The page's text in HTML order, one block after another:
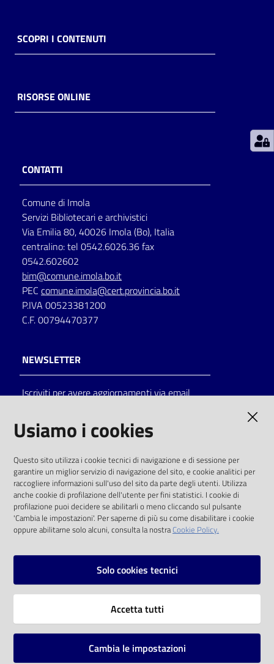
Piani
Decentrate
Seguici
su
on line
Eventi
Chiedi al
bibliotecario
Avvisi
SCOPRI I CONTENUTI
RISORSE ONLINE
CONTATTI
Comune di Imola
Servizi Bibliotecari e archivistici
Via Emilia 80, 40026 Imola (Bo), Italia
centralino: tel 0542.6026.36 fax
0542.602602
bim@comune.imola.bo.it
PEC comune.imola@cert.provincia.bo.it
P.IVA 00523381200
C.F. 00794470377
NEWSLETTER
Iscriviti per avere aggiornamenti via email
solo alle condizioni previste dalla direttiva
comunitaria 2003/98/CE e dal d.lgs. 36/2006
SOCIAL
Instagram
Vai alla pagina
Usiamo i cookies
Questo sito utilizza i cookie tecnici di navigazione e di sessione per
garantire un miglior servizio di navigazione del sito, e cookie analitici per
raccogliere informazioni sull'uso del sito da parte degli utenti. Utilizza
anche cookie di profilazione dell'utente per fini statistici. I cookie di
profilazione puoi decidere se abilitarli o meno cliccando sul pulsante
'Cambia le impostazioni'. Per saperne di più su come disabilitare i cookie
oppure abilitarne solo alcuni, consulta la nostraCookie Policy.
Solo cookies tecnici
Accetta tutti
Cambia le impostazioni